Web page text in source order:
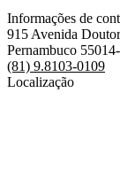
Informações de
915 Avenida
Pernambuco
(81) 9.8103-0109
Localização